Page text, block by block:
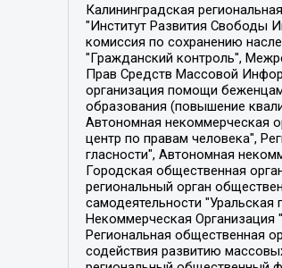
Калининградская региональная общественная организация "Экозащита!-Женсовет", Фонд содействия защите прав и свобод граждан "Общественный вердикт", Фонд "Институт Развития Свободы Информации", Частное учреждение "Информационное агентство МЕМО. РУ", Региональная общественная организация "Общественная комиссия по сохранению наследия академика Сахарова", Фонд поддержки свободы прессы, Санкт-Петербургская общественная правозащитная организация "Гражданский контроль", Межрегиональная общественная организация "Информационно-просветительский центр "Мемориал", Региональный Фонд "Центр Защиты Прав Средств Массовой Информации", с 05.12.2023 Фонд "Центр Защиты Прав Средств массовой информации", Региональная общественная благотворительная организация помощи беженцам и мигрантам "Гражданское содействие", Негосударственное образовательное учреждение дополнительного профессионального образования (повышение квалификации) специалистов "АКАДЕМИЯ ПО ПРАВАМ ЧЕЛОВЕКА", Свердловская региональная общественная организация "Сутяжник", Автономная некоммерческая организация "Центр независимых социологических исследований", Союз общественных объединений "Российский исследовательский центр по правам человека", Региональное общественное учреждение научно-информационный центр "МЕМОРИАЛ", Некоммерческая организация "Фонд защиты гласности", Автономная некоммерческая организация "Институт прав человека", Городская общественная организация "Екатеринбургское общество "МЕМОРИАЛ", Городская общественная организация "Рязанское историко-просветительское и правозащитное общество "Мемориал" (Рязанский Мемориал), Челябинский региональный орган общественной самодеятельности – женское общественное объединение "Женщины Евразии", Челябинский региональный орган общественной самодеятельности "Уральская